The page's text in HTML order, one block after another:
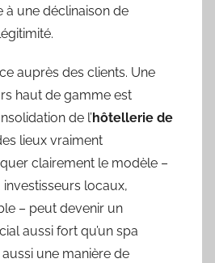
à une déclinaison de
auprès des clients. Une
haut de gamme est
de l’ hôtellerie de
lieux vraiment
clairement le modèle –
locaux,
– peut devenir un
aussi fort qu’un spa
aussi une manière de